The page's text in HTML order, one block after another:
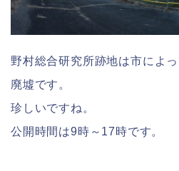
野村総合研究所跡地は市によ
廃墟です。
珍しいですね。
公開時間は9時～17時です。